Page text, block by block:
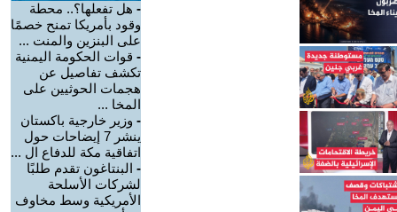
- هل تفعلها؟.. محطة
وقود بأمريكا تمنح خصمًا
على البنزين والمنت ...
- قوات الحكومة اليمنية
تكشف تفاصيل عن
هجمات الحوثيين على
المخا ...
- وزير خارجية باكستان
ينشر 7 إيضاحات حول
اتفاقية مكة للدفاع ال ...
- البنتاغون تقدم طلبًا
لشركات الأسلحة
الأمريكية وسط مخاوف